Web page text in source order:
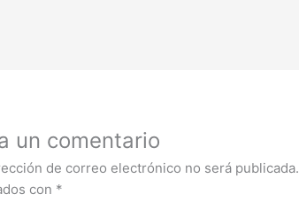
un comentario
de correo electrónico no será publicada.
con *